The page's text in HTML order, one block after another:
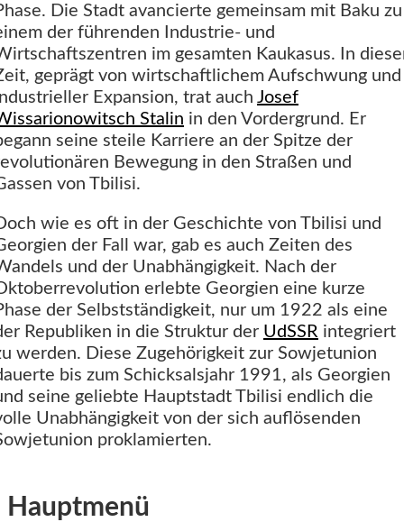
Die Stadt avancierte gemeinsam mit Baku zu
der führenden Industrie- und
im gesamten Kaukasus. In
geprägt von wirtschaftlichem Aufschwung und
Expansion, trat auch Josef
Stalin in den Vordergrund. Er
seine steile Karriere an der Spitze der
Bewegung in den Straßen und
von Tbilisi.
wie es oft in der Geschichte von Tbilisi und
der Fall war, gab es auch Zeiten des
und der Unabhängigkeit. Nach der
erlebte Georgien eine kurze
der Selbstständigkeit, nur um 1922 als eine
Republiken in die Struktur der UdSSR integriert
werden. Diese Zugehörigkeit zur Sowjetunion
bis zum Schicksalsjahr 1991, als Georgien
seine geliebte Hauptstadt Tbilisi endlich die
Unabhängigkeit von der sich auflösenden
proklamierten.
Hauptmenü